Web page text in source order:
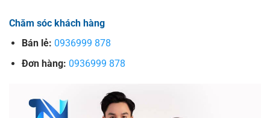
Chăm sóc khách hàng
Bán lẻ: 0936999 878
Đơn hàng: 0936999 878